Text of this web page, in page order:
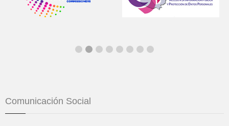
Comunicación Social